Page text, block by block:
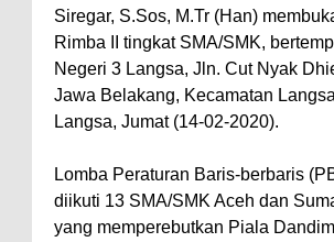
Siregar, S.Sos, M.Tr (Han)
Rimba II tingkat SMA/SMK,
Negeri 3 Langsa, Jln. Cut Nyak
Jawa Belakang, Kecamatan
Langsa, Jumat (14-02-2020).
Lomba Peraturan Baris-berbaris
diikuti 13 SMA/SMK Aceh dan
yang memperebutkan Piala